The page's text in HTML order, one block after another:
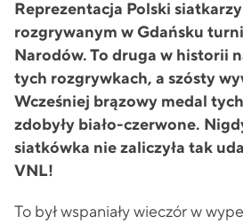
Reprezentacja Polski
rozgrywanym w Gdańsku
Narodów. To druga w historii
tych rozgrywkach, a szósty
Wcześniej brązowy medal
zdobyły biało-czerwone.
siatkówka nie zaliczyła tak
VNL!
To był wspaniały wieczór w